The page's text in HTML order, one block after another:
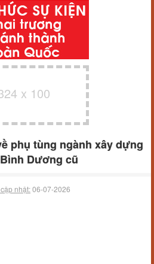
x 100
phụ tùng ngành xây dựng
Dương cũ
nhật:06-07-2026